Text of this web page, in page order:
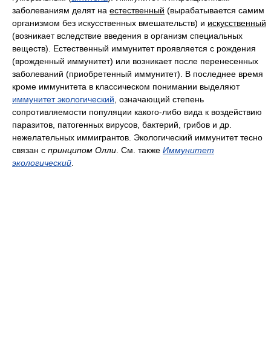
заболеваниям делят на естественный (вырабатывается самим
организмом без искусственных вмешательств) и искусственный
(возникает вследствие введения в организм специальных
веществ). Естественный иммунитет проявляется с рождения
(врожденный иммунитет) или возникает после перенесенных
заболеваний (приобретенный иммунитет). В последнее время
кроме иммунитета в классическом понимании выделяют
иммунитет экологический , означающий степень
сопротивляемости популяции какого-либо вида к воздействию
паразитов, патогенных вирусов, бактерий, грибов и др.
нежелательных иммигрантов. Экологический иммунитет тесно
связан с принципом Олли . См. также Иммунитет
экологический